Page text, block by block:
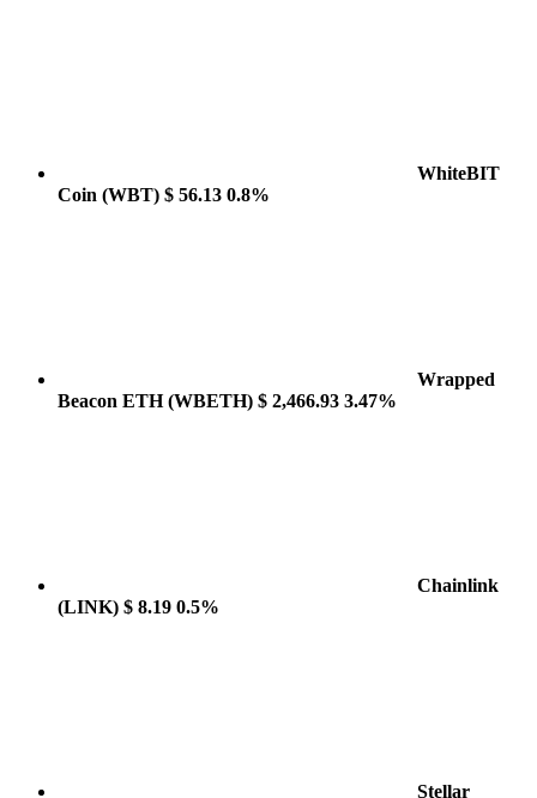
WhiteBIT
Coin (WBT) $ 56.13 0.8%
Wrapped
Beacon ETH(WBETH) $ 2,466.93 3.47%
Chainlink
(LINK) $ 8.19 0.5%
Stellar